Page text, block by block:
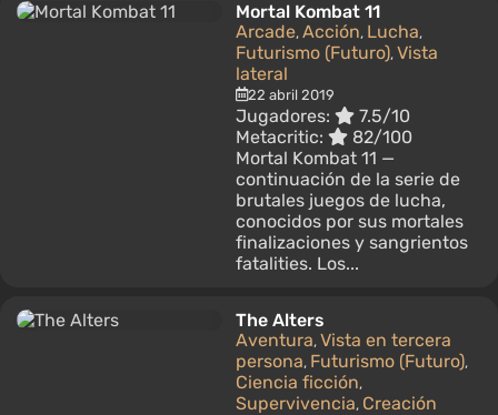
Mortal Kombat 11
Arcade, Acción, Lucha,
Futurismo (Futuro), Vista
lateral
22 abril 2019
Jugadores:
7.5/10
Metacritic:
82/100
Mortal Kombat 11 —
continuación de la serie de
brutales juegos de lucha,
conocidos por sus mortales
finalizaciones y sangrientos
fatalities. Los...
The Alters
Aventura, Vista en tercera
persona, Futurismo (Futuro),
Ciencia ficción,
Supervivencia, Creación